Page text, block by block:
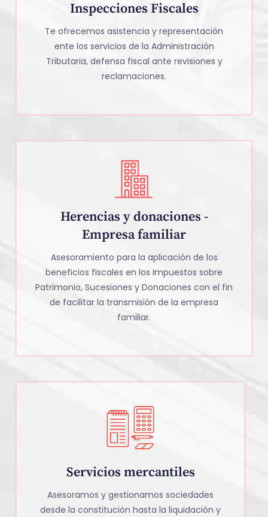
Inspecciones Fiscales
Te ofrecemos asistencia y representación
ente los servicios de la Administración
Tributaria, defensa fiscal ante revisiones y
reclamaciones.
Herencias y donaciones -
Empresa familiar
Asesoramiento para la aplicación de los
beneficios fiscales en los Impuestos sobre
Patrimonio, Sucesiones y Donaciones con el fin
de facilitar la transmisión de la empresa
familiar.
Servicios mercantiles
Asesoramos y gestionamos sociedades
desde la constitución hasta la liquidación y